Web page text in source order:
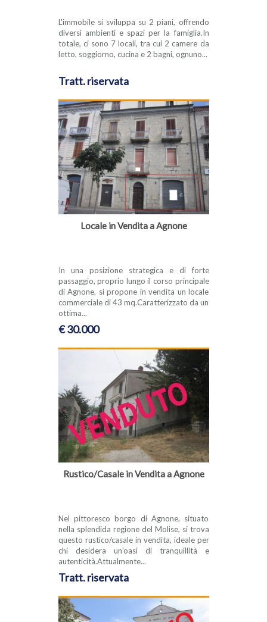
L'immobile si sviluppa su 2 piani, offrendo
diversi ambienti e spazi per la famiglia.In
totale, ci sono 7 locali, tra cui 2 camere da
letto, soggiorno, cucina e 2 bagni, ognuno...
Tratt. riservata
Locale in Vendita a Agnone
In una posizione strategica e di forte
passaggio, proprio lungo il corso principale
di Agnone, si propone in vendita un locale
commerciale di 43 mq.Caratterizzato da un
ottima...
€ 30.000
Rustico/Casale in Vendita a Agnone
Nel pittoresco borgo di Agnone, situato
nella splendida regione del Molise, si trova
questo rustico/casale in vendita, ideale per
chi desidera un'oasi di tranquillità e
autenticità.Attualmente...
Tratt. riservata